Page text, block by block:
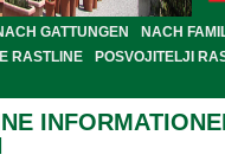
GATTUNGEN NACH
RASTLINE POSVOJITELJI